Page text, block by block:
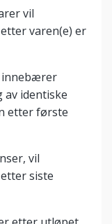
vil
varen(e) er
innebærer
av identiske
etter første
vil
siste